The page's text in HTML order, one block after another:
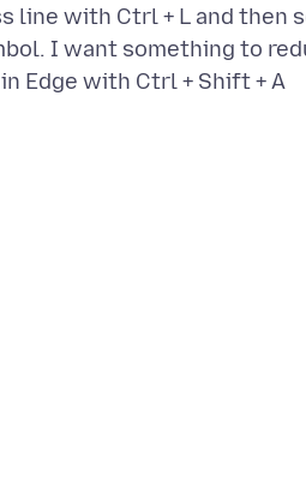
line with Ctrl + L and then
I want something to